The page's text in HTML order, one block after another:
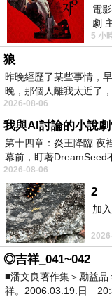
電
劇
眸
5 小
狼
昨晚經歷了某些事情，
晚，那個人離我太近了
2026-08-06
我與AI討論的小說
第十四章：炎王降臨 夜
幕前，盯著DreamSeed
2026-08-06
2
加
◎吉祥_041~042
■潘文良著作集＞勵益
祥。2006.03.19.日